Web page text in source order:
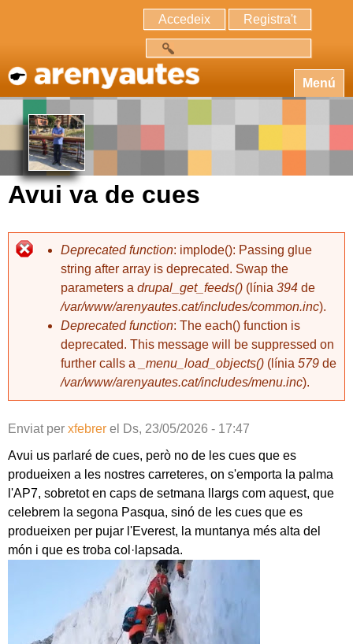
Accedeix Registra't
Menú
Avui va de cues
Deprecated function: implode(): Passing glue
string after array is deprecated. Swap the
parameters a drupal_get_feeds() (línia 394 de
/var/www/arenyautes.cat/includes/common.inc).
Deprecated function: The each() function is
deprecated. This message will be suppressed on
further calls a
_menu_load_objects() (línia 579 de
/var/www/arenyautes.cat/includes/menu.inc).
Enviat per xfebrer el
Ds, 23/05/2026 - 17:47
Avui us parlaré de cues, però no de les cues que es
produeixen a les nostres carreteres, on s'emporta la palma
l'AP7, sobretot en caps de setmana llargs com aquest, que
celebrem la segona Pasqua, sinó de les cues que es
produeixen per pujar l'Everest, la muntanya més alta del
món i que es troba col·lapsada.